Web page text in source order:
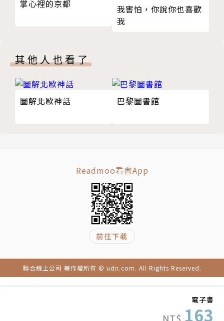
電子書
NT$ 163
掌心裡的京都
我害怕，你說你也喜歡
我
其他人也看了
圖解北歐神話 巴黎圖書館
Readmoo看書App
前往下載
聯合線上公司 著作權所有 © udn.com. All Rights Reserved.